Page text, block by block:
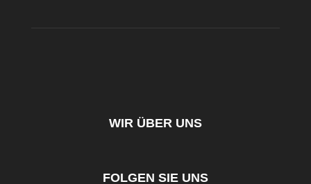
WIR ÜBER UNS
FOLGEN SIE UNS